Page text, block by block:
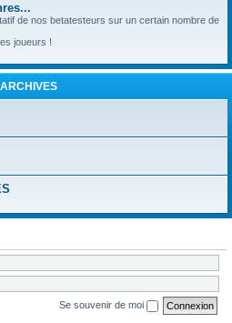
de nos betatesteurs sur un certain nombre de
joueurs !
ARCHIVES
Se souvenir de moi